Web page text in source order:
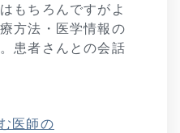
もちろんですがよ
方法・医学情報の
患者さんとの会話
医師の